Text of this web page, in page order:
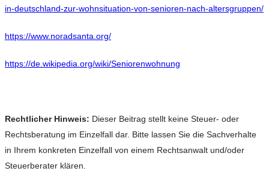
in-deutschland-zur-wohnsituation-von-senioren-nach-altersgruppen/
https://www.noradsanta.org/
https://de.wikipedia.org/wiki/Seniorenwohnung
Rechtlicher Hinweis: Dieser Beitrag stellt keine Steuer- oder
Rechtsberatung im Einzelfall dar. Bitte lassen Sie die Sachverhalte
in Ihrem konkreten Einzelfall von einem Rechtsanwalt und/oder
Steuerberater klären.